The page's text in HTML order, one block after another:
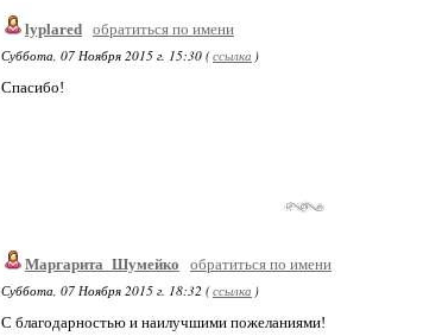
lyplared обратиться по имени
Суббота, 07 Ноября 2015 г. 15:30 (ссылка )
Спасибо!
Маргарита_Шумейко
обратиться по имени
Суббота, 07 Ноября 2015 г. 18:32 (ссылка )
С благодарностью и наилучшими пожеланиями!